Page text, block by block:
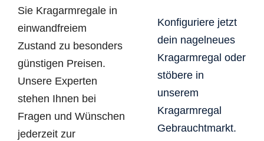
Sie Kragarmregale in
einwandfreiem
Zustand zu besonders
günstigen Preisen.
Unsere Experten
stehen Ihnen bei
Fragen und Wünschen
jederzeit zur
Konfiguriere jetzt
dein nagelneues
Kragarmregal oder
stöbere in
unserem
Kragarmregal
Gebrauchtmarkt.